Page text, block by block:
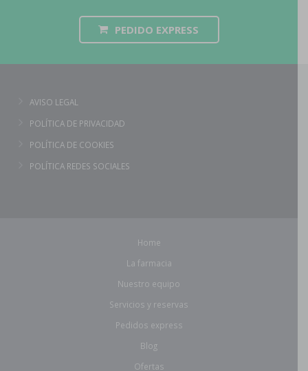
PEDIDO EXPRESS
AVISO LEGAL
POLÍTICA DE PRIVACIDAD
POLÍTICA DE COOKIES
POLÍTICA REDES SOCIALES
Home
La farmacia
Nuestro equipo
Servicios y reservas
Pedidos express
Blog
Ofertas